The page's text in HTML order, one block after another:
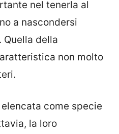
nel tenerla al
a nascondersi
della
non molto
come specie
la loro